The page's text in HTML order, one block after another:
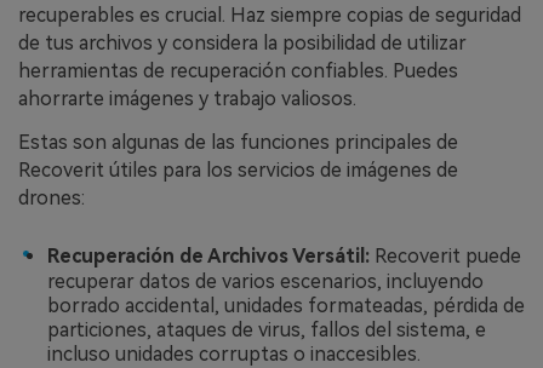
recuperables es crucial. Haz siempre copias de seguridad
de tus archivos y considera la posibilidad de utilizar
herramientas de recuperación confiables. Puedes
ahorrarte imágenes y trabajo valiosos.
Estas son algunas de las funciones principales de
Recoverit útiles para los servicios de imágenes de
drones:
Recuperación de Archivos Versátil: Recoverit puede
recuperar datos de varios escenarios, incluyendo
borrado accidental, unidades formateadas, pérdida de
particiones, ataques de virus, fallos del sistema, e
incluso unidades corruptas o inaccesibles.